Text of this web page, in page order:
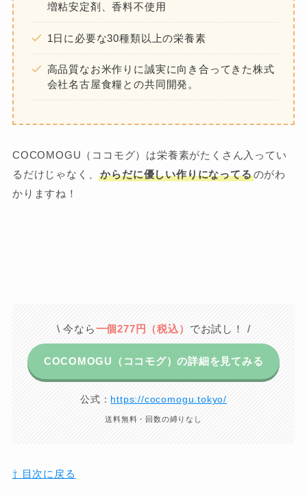
増粘安定剤、香料不使用
1日に必要な30種類以上の栄養素
高品質なお米作りに誠実に向き合ってきた株式
会社名古屋食糧との共同開発。
COCOMOGU（ココモグ）は栄養素がたくさん入ってい
るだけじゃなく、からだに優しい作りになってるのがわ
かりますね！
\ 今なら一個277円（税込） でお試し！ /
COCOMOGU（ココモグ）の詳細を見てみる
公式： https://cocomogu.tokyo/
送料無料・回数の縛りなし
⇧ 目次に戻る